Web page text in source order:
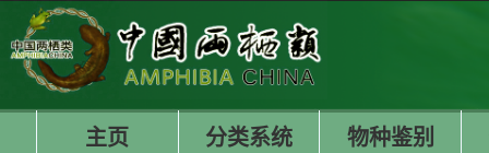
主页 分类系统 物种鉴别